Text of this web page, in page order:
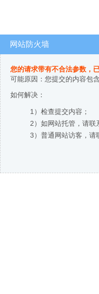
网站防火墙
您的请求带有不合法参数，
可能原因：您提交的内容包
如何解决：
1）检查提交内容；
2）如网站托管，请联
3）普通网站访客，请